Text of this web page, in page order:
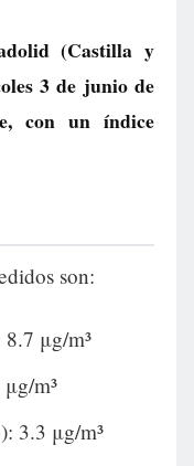
(Castilla y
3 de junio de
, con un índice
son:
8.7 μg/m³
m³
3.3 μg/m³